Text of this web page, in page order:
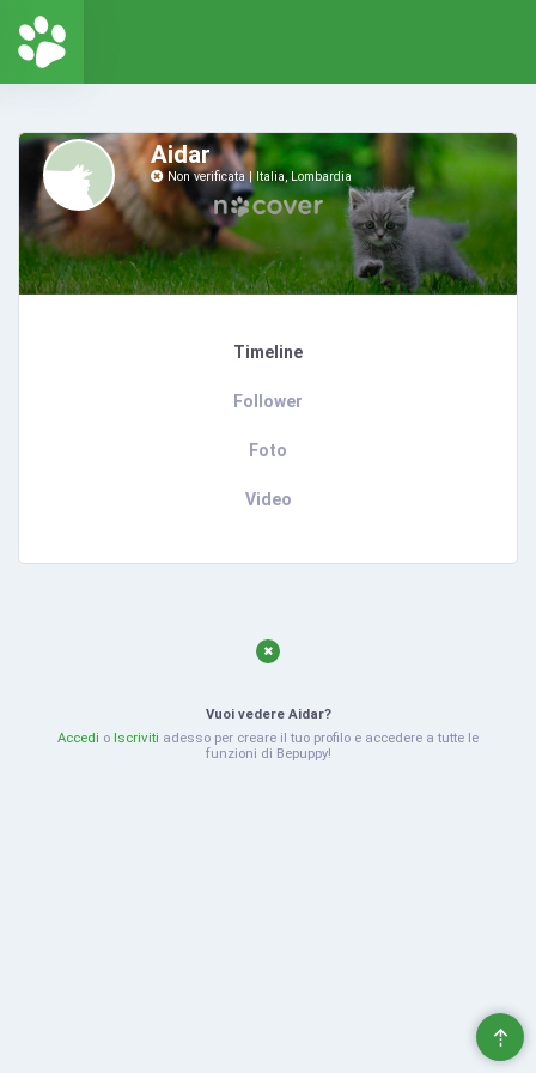
Aidar
Non verificata Italia, Lombardia
Timeline
Follower
Foto
Video
Vuoi vedere Aidar?
Accedi o Iscriviti adesso per creare il tuo profilo e accedere a tutte le
funzioni di Bepuppy!